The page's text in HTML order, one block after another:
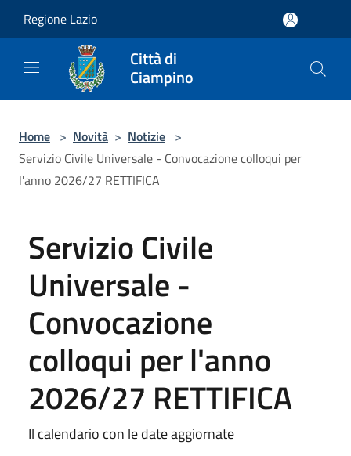
Regione Lazio
Città di
Ciampino
Home > Novità > Notizie >
Servizio Civile Universale - Convocazione colloqui per
l'anno 2026/27 RETTIFICA
Servizio Civile
Universale -
Convocazione
colloqui per l'anno
2026/27 RETTIFICA
Il calendario con le date aggiornate